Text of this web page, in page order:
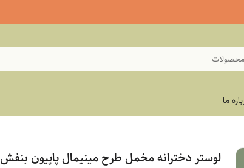
ما
لوستر دخترانه مخمل طرح مینیمال پاپیون بنفش